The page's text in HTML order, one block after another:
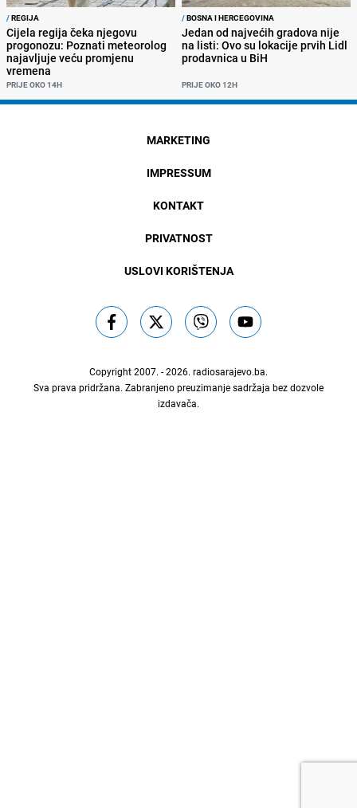
/REGIJA
Cijela regija čeka njegovu
progonozu: Poznati meteorolog
najavljuje veću promjenu
vremena
PRIJE OKO 14H
/BOSNA I HERCEGOVINA
Jedan od najvećih gradova nije
na listi: Ovo su lokacije prvih Lidl
prodavnica u BiH
PRIJE OKO 12H
MARKETING
IMPRESSUM
KONTAKT
PRIVATNOST
USLOVI KORIŠTENJA
Copyright 2007. - 2026. radiosarajevo.ba.
Sva prava pridržana. Zabranjeno preuzimanje sadržaja bez dozvole
izdavača.